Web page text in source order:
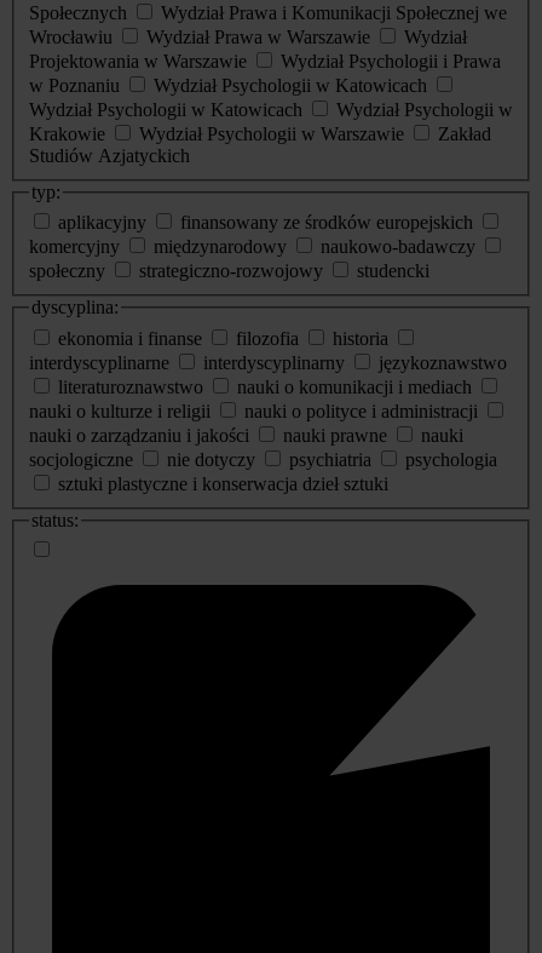
Społecznych
Wydział Prawa i Komunikacji Społecznej we
Wrocławiu
Wydział Prawa w Warszawie
Wydział
Projektowania w Warszawie
Wydział Psychologii i Prawa
w Poznaniu
Wydział Psychologii w Katowicach
Wydział Psychologii w Katowicach
Wydział Psychologii w
Krakowie
Wydział Psychologii w Warszawie
Zakład
Studiów Azjatyckich
typ:
aplikacyjny
finansowany ze środków europejskich
komercyjny
międzynarodowy
naukowo-badawczy
społeczny
strategiczno-rozwojowy
studencki
dyscyplina:
ekonomia i finanse
filozofia
historia
interdyscyplinarne
interdyscyplinarny
językoznawstwo
literaturoznawstwo
nauki o komunikacji i mediach
nauki o kulturze i religii
nauki o polityce i administracji
nauki o zarządzaniu i jakości
nauki prawne
nauki
socjologiczne
nie dotyczy psychiatria
psychologia
sztuki plastyczne i konserwacja dzieł sztuki
status: